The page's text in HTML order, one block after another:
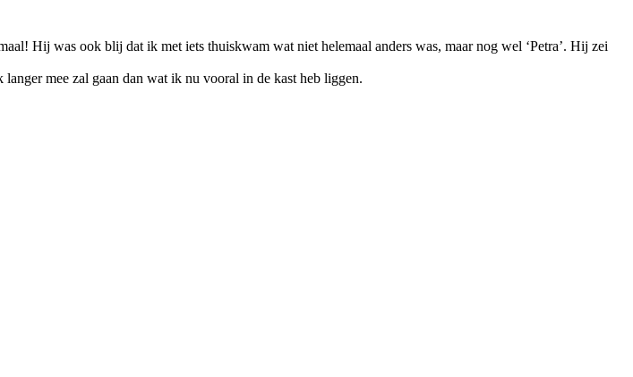
Hij was ook blij dat ik met iets thuiskwam wat niet helemaal anders was, maar nog wel ‘Petra’. Hij zei
mee zal gaan dan wat ik nu vooral in de kast heb liggen.